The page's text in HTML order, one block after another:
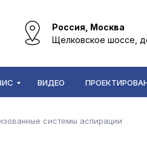
Россия, Москва
Щелковское шоссе,
ВИДЕО
системы аспирации